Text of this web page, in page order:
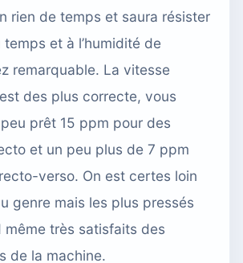
rien de temps et saura résister
et à l’humidité de
remarquable. La vitesse
des plus correcte, vous
prêt 15 ppm pour des
et un peu plus de 7 ppm
verso. On est certes loin
genre mais les plus pressés
même très satisfaits des
de la machine.